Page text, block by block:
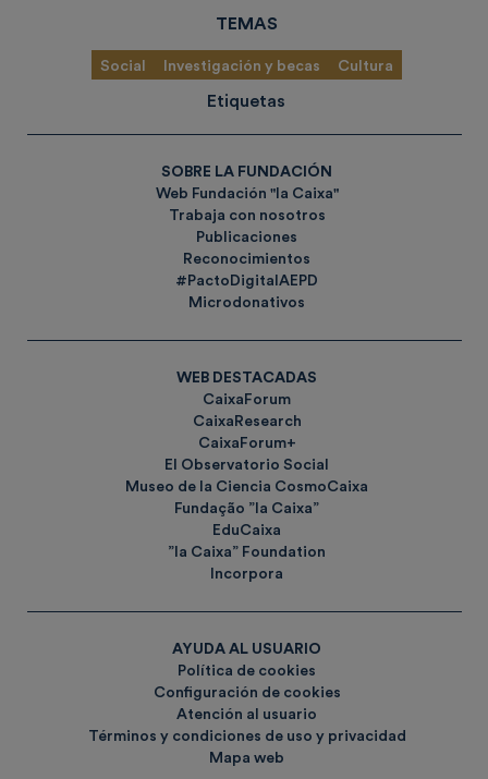
TEMAS
Social Investigación y becas Cultura
Etiquetas
SOBRE LA FUNDACIÓN
Web Fundación "la Caixa"
Trabaja con nosotros
Publicaciones
Reconocimientos
#PactoDigitalAEPD
Microdonativos
WEB DESTACADAS
CaixaForum
CaixaResearch
CaixaForum+
El Observatorio Social
Museo de la Ciencia CosmoCaixa
Fundação ”la Caixa”
EduCaixa
”la Caixa” Foundation
Incorpora
AYUDA AL USUARIO
Política de cookies
Configuración de cookies
Atención al usuario
Términos y condiciones de uso y privacidad
Mapa web